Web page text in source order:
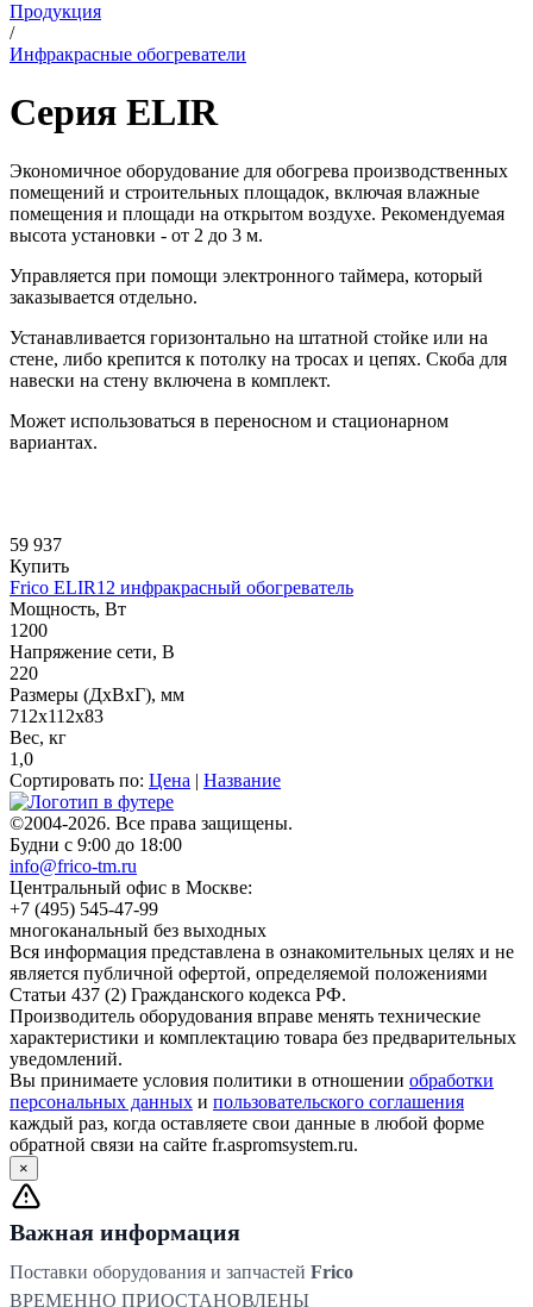
Продукция
/
Инфракрасные обогреватели
Серия ELIR
Экономичное оборудование для обогрева производственных
помещений и строительных площадок, включая влажные
помещения и площади на открытом воздухе. Рекомендуемая
высота установки - от 2 до 3 м.
Управляется при помощи электронного таймера, который
заказывается отдельно.
Устанавливается горизонтально на штатной стойке или на
стене, либо крепится к потолку на тросах и цепях. Скоба для
навески на стену включена в комплект.
Может использоваться в переносном и стационарном
вариантах.
59 937
Купить
Frico ELIR12 инфракрасный обогреватель
Мощность, Вт
1200
Напряжение сети, В
220
Размеры (ДхВхГ), мм
712x112x83
Вес, кг
1,0
Сортировать по: Цена | Название
©2004-2026. Все права защищены.
Будни с 9:00 до 18:00
info@frico-tm.ru
Центральный офис в Москве:
+7 (495) 545-47-99
многоканальный без выходных
Вся информация представлена в ознакомительных целях и не
является публичной офертой, определяемой положениями
Статьи 437 (2) Гражданского кодекса РФ.
Производитель оборудования вправе менять технические
характеристики и комплектацию товара без предварительных
уведомлений.
Вы принимаете условия политики в отношении обработки
персональных данных и пользовательского соглашения
каждый раз, когда оставляете свои данные в любой форме
обратной связи на сайте fr.aspromsystem.ru.
×
Важная информация
Поставки оборудования и запчастей Frico
ВРЕМЕННО ПРИОСТАНОВЛЕНЫ